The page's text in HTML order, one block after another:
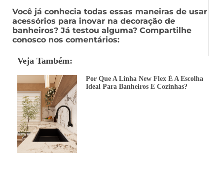
Você já conhecia todas essas maneiras de usar
acessórios para inovar na decoração de
banheiros? Já testou alguma? Compartilhe
conosco nos comentários:
Veja Também:
Por Que A Linha New Flex É A Escolha
Ideal Para Banheiros E Cozinhas?